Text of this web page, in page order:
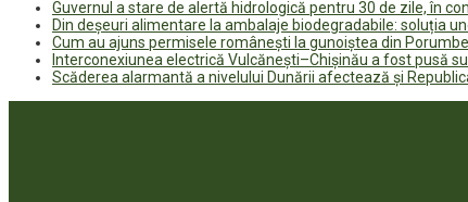
Guvernul a stare de alertă hidrologică pentru 30 de zile, în
Din deșeuri alimentare la ambalaje biodegradabile: soluția
Cum au ajuns permisele românești la gunoiștea din
Interconexiunea electrică Vulcănești–Chișinău a fost pusă
Scăderea alarmantă a nivelului Dunării afectează și